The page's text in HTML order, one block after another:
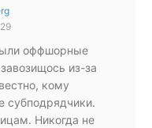
оффшорные
из-за
кому
субподрядчики.
Никогда не